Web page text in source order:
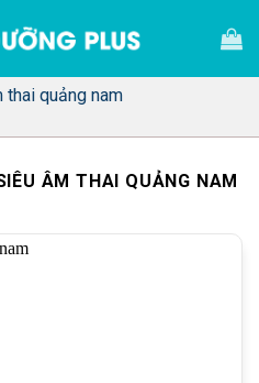
quảng nam
ÂM THAI QUẢNG NAM